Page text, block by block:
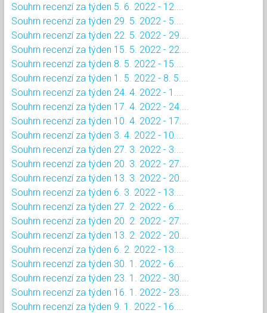
Souhrn recenzí za týden 5. 6. 2022 - 12....
Souhrn recenzí za týden 29. 5. 2022 - 5....
Souhrn recenzí za týden 22. 5. 2022 - 29....
Souhrn recenzí za týden 15. 5. 2022 - 22....
Souhrn recenzí za týden 8. 5. 2022 - 15....
Souhrn recenzí za týden 1. 5. 2022 - 8. 5....
Souhrn recenzí za týden 24. 4. 2022 - 1....
Souhrn recenzí za týden 17. 4. 2022 - 24....
Souhrn recenzí za týden 10. 4. 2022 - 17....
Souhrn recenzí za týden 3. 4. 2022 - 10....
Souhrn recenzí za týden 27. 3. 2022 - 3....
Souhrn recenzí za týden 20. 3. 2022 - 27....
Souhrn recenzí za týden 13. 3. 2022 - 20....
Souhrn recenzí za týden 6. 3. 2022 - 13....
Souhrn recenzí za týden 27. 2. 2022 - 6....
Souhrn recenzí za týden 20. 2. 2022 - 27....
Souhrn recenzí za týden 13. 2. 2022 - 20....
Souhrn recenzí za týden 6. 2. 2022 - 13....
Souhrn recenzí za týden 30. 1. 2022 - 6....
Souhrn recenzí za týden 23. 1. 2022 - 30....
Souhrn recenzí za týden 16. 1. 2022 - 23....
Souhrn recenzí za týden 9. 1. 2022 - 16....